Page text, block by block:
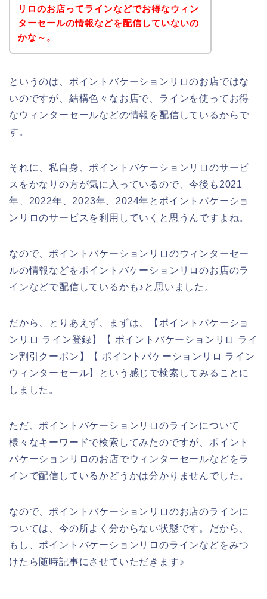
リロのお店ってラインなどでお得なウィン
ターセールの情報などを配信していないの
かな～。
というのは、ポイントバケーションリロのお店ではな
いのですが、結構色々なお店で、ラインを使ってお得
なウィンターセールなどの情報を配信しているからで
す。
それに、私自身、ポイントバケーションリロのサービ
スをかなりの方が気に入っているので、今後も2021
年、2022年、2023年、2024年とポイントバケーショ
ンリロのサービスを利用していくと思うんですよね。
なので、ポイントバケーションリロのウィンターセー
ルの情報などをポイントバケーションリロのお店のラ
インなどで配信しているかも♪と思いました。
だから、とりあえず、まずは、【ポイントバケーショ
ンリロ ライン登録】【 ポイントバケーションリロ ライ
ン割引クーポン】【 ポイントバケーションリロ ライン
ウィンターセール】という感じで検索してみることに
しました。
ただ、ポイントバケーションリロのラインについて
様々なキーワードで検索してみたのですが、ポイント
バケーションリロのお店でウィンターセールなどをラ
インで配信しているかどうかは分かりませんでした。
なので、ポイントバケーションリロのお店のラインに
ついては、今の所よく分からない状態です。だから、
もし、ポイントバケーションリロのラインなどをみつ
けたら随時記事にさせていただきます♪